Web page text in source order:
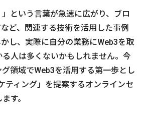
」という言葉が急速に広がり、ブロ
ど、関連する技術を活用した事例
し、実際に自分の業務にWeb3を取
る人は多くないかもしれません。今
領域でWeb3を活用する第一歩とし
ティング」を提案するオンラインセ
す。